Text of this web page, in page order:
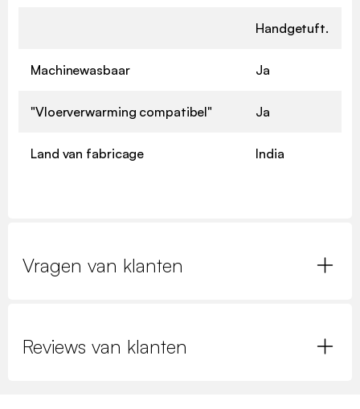
Handgetuft.
Machinewasbaar Ja
"Vloerverwarming compatibel" Ja
Land van fabricage India
Vragen van klanten
Reviews van klanten